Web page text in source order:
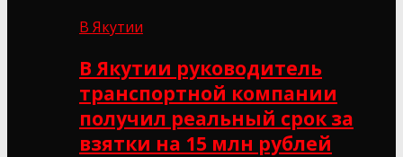
В Якутии
В Якутии руководитель
транспортной компании
получил реальный срок за
взятки на 15 млн рублей